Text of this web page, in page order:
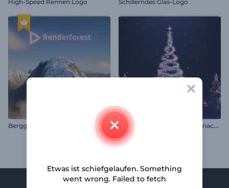
High-Speed Rennen Logo Schillerndes Glas-Logo
Berggipfel Intro M
agischer wirbelnder Weihnachtsbaum
Etwas ist schiefgelaufen. Something
went wrong. Failed to fetch